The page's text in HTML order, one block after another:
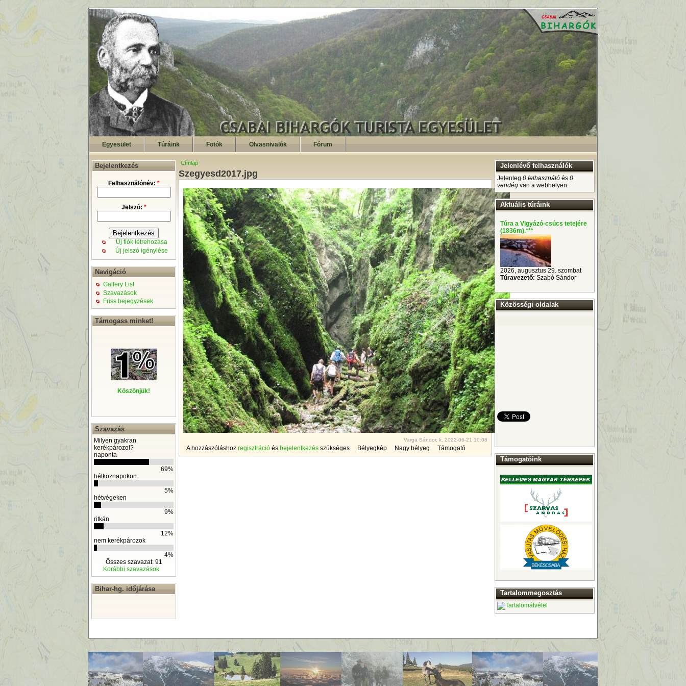
Egyesület Túráink Fotók Olvasnivalók Fórum
Bejelentkezés
Felhasználónév: *
Jelszó: *
Új fiók létrehozása
Új jelszó igénylése
Navigáció
Gallery List
Szavazások
Friss bejegyzések
Támogass minket!
Köszönjük!
Szavazás
Milyen gyakran
kerékpározol?
naponta
69%
hétköznapokon
5%
hétvégeken
9%
ritkán
12%
nem kerékpározok
4%
Összes szavazat: 91
Korábbi szavazások
Bihar-hg. időjárása
Címlap
Szegyesd2017.jpg
Varga Sándor, k, 2022-06-21 10:08
A hozzászóláshoz regisztráció és bejelentkezés szükséges Bélyegkép Nagy bélyeg Támogató
Jelenlévő felhasználók
Jelenleg 0 felhasználó és 0
vendég van a webhelyen.
Aktuális túráink
Túra a Vigyázó-csúcs tetejére
(1836m).***
2026, augusztus 29. szombat
Túravezető: Szabó Sándor
Közösségi oldalak
Támogatóink
Tartalommegosztás
ByDrupal|Quality Drupal Themes